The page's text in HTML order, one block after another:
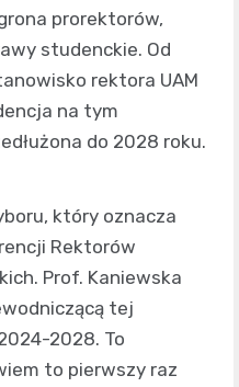
prorektorów,
studenckie. Od
rektora UAM
na tym
do 2028 roku.
który oznacza
Rektorów
Prof. Kaniewska
tej
2028. To
to pierwszy raz